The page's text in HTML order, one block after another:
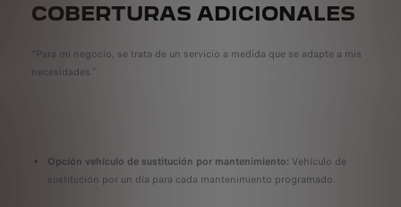
COBERTURAS ADICIONALES
“Para mi negocio, se trata de un servicio a medida que se adapte a mis
necesidades.”
Opción vehículo de sustitución por mantenimiento: Vehículo de
sustitución por un día para cada mantenimiento programado.